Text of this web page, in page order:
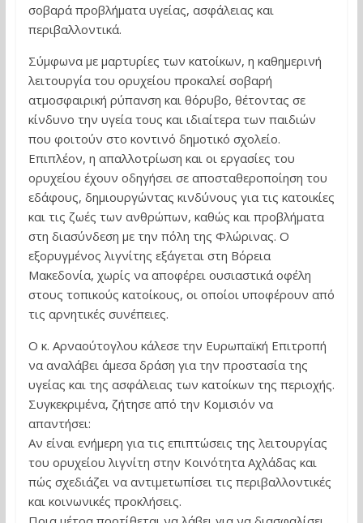
σοβαρά προβλήματα υγείας, ασφάλειας και
περιβαλλοντικά.
Σύμφωνα με μαρτυρίες των κατοίκων, η καθημερινή
λειτουργία του ορυχείου προκαλεί σοβαρή
ατμοσφαιρική ρύπανση και θόρυβο, θέτοντας σε
κίνδυνο την υγεία τους και ιδιαίτερα των παιδιών
που φοιτούν στο κοντινό δημοτικό σχολείο.
Επιπλέον, η απαλλοτρίωση και οι εργασίες του
ορυχείου έχουν οδηγήσει σε αποσταθεροποίηση του
εδάφους, δημιουργώντας κινδύνους για τις κατοικίες
και τις ζωές των ανθρώπων, καθώς και προβλήματα
στη διασύνδεση με την πόλη της Φλώρινας. Ο
εξορυγμένος λιγνίτης εξάγεται στη Βόρεια
Μακεδονία, χωρίς να αποφέρει ουσιαστικά οφέλη
στους τοπικούς κατοίκους, οι οποίοι υποφέρουν από
τις αρνητικές συνέπειες.
Ο κ. Αρναούτογλου κάλεσε την Ευρωπαϊκή Επιτροπή
να αναλάβει άμεσα δράση για την προστασία της
υγείας και της ασφάλειας των κατοίκων της περιοχής.
Συγκεκριμένα, ζήτησε από την Κομισιόν να
απαντήσει:
Αν είναι ενήμερη για τις επιπτώσεις της λειτουργίας
του ορυχείου λιγνίτη στην Κοινότητα Αχλάδας και
πώς σχεδιάζει να αντιμετωπίσει τις περιβαλλοντικές
και κοινωνικές προκλήσεις.